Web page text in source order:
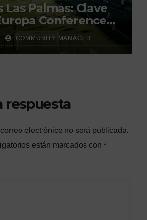
Las Palmas: Clave
Conference
COMMUNITY MANAGER
respuesta
electrónico no será publicada.
están marcados con *